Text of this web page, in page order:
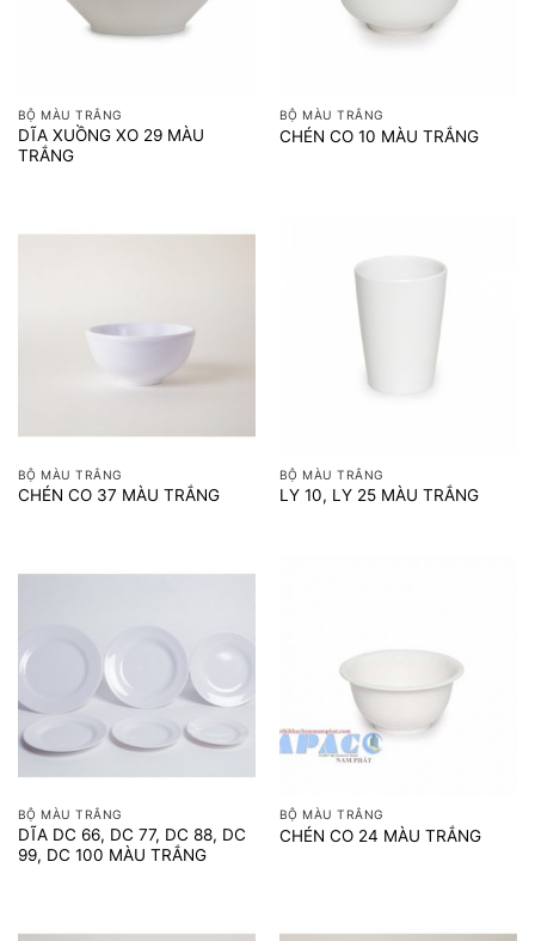
BỘ MÀU TRẮNG
DĨA XUỒNG XO 29 MÀU
TRẮNG
BỘ MÀU TRẮNG
CHÉN CO 10 MÀU TRẮNG
BỘ MÀU TRẮNG
CHÉN CO 37 MÀU TRẮNG
BỘ MÀU TRẮNG
LY 10, LY 25 MÀU TRẮNG
BỘ MÀU TRẮNG
DĨA DC 66, DC 77, DC 88, DC
99, DC 100 MÀU TRẮNG
BỘ MÀU TRẮNG
CHÉN CO 24 MÀU TRẮNG